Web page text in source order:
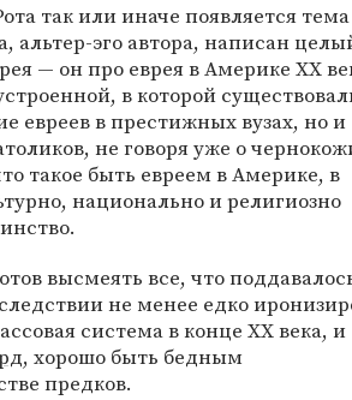
так или иначе появляется тема
альтер-эго автора, написан
— он про еврея в Америке ХХ
в которой
евреев в престижных вузах, но и
не говоря уже о
такое быть евреем в Америке, в
национально и религиозно
высмеять все, что
не менее едко
система в конце ХХ века, и
, хорошо быть бедным
предков.